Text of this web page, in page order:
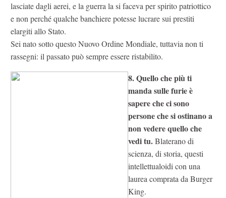
lasciate dagli aerei, e la guerra la si faceva per spirito patriottico
e non perché qualche banchiere potesse lucrare sui prestiti
elargiti allo Stato.
Sei nato sotto questo Nuovo Ordine Mondiale, tuttavia non ti
rassegni: il passato può sempre essere ristabilito.
8. Quello che più ti
manda sulle furie è
sapere che ci sono
persone che si ostinano a
non vedere quello che
vedi tu.Blaterano di
scienza, di storia, questi
intellettualoidi con una
laurea comprata da Burger
King.